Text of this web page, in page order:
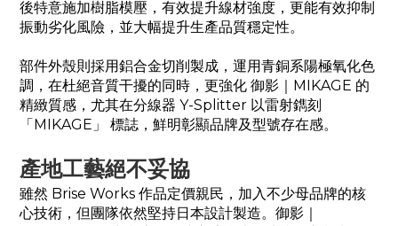
後特意施加樹脂模壓，有效提升線材強度，更能有效抑制
振動劣化風險，並大幅提升生產品質穩定性。
部件外殼則採用鋁合金切削製成，運用青銅系陽極氧化色
調，在杜絕音質干擾的同時，更強化 御影｜ MIKAGE 的
精緻質感，尤其在分線器 Y-Splitter 以雷射鐫刻
「MIKAGE」 標誌，鮮明彰顯品牌及型號存在感。
產地工藝絕不妥協
雖然 Brise Works 作品定價親民，加入不少母品牌的核
心技術，但團隊依然堅持日本設計製造。御影｜